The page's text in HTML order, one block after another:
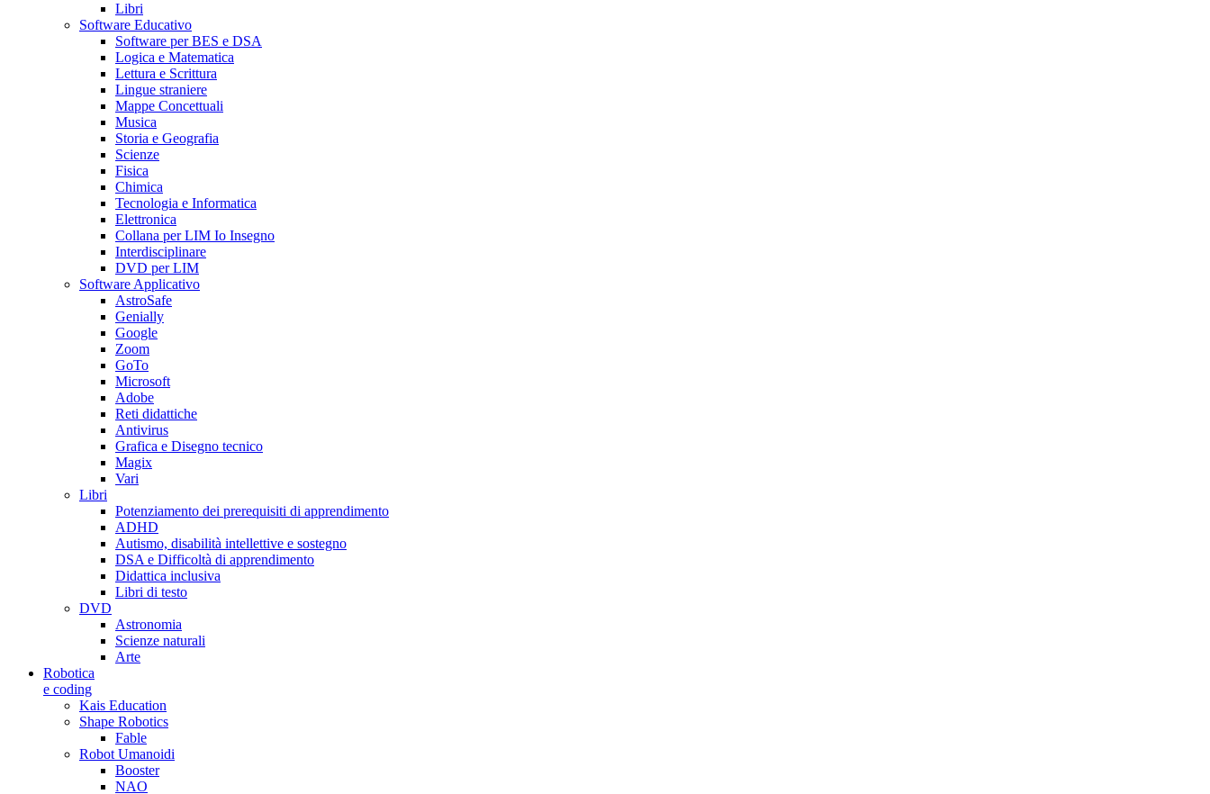
Libri
Software Educativo
Software per BES e DSA
Logica e Matematica
Lettura e Scrittura
Lingue straniere
Mappe Concettuali
Musica
Storia e Geografia
Scienze
Fisica
Chimica
Tecnologia e Informatica
Elettronica
Collana per LIM Io Insegno
Interdisciplinare
DVD per LIM
Software Applicativo
AstroSafe
Genially
Google
Zoom
GoTo
Microsoft
Adobe
Reti didattiche
Antivirus
Grafica e Disegno tecnico
Magix
Vari
Libri
Potenziamento dei prerequisiti di apprendimento
ADHD
Autismo, disabilità intellettive e sostegno
DSA e Difficoltà di apprendimento
Didattica inclusiva
Libri di testo
DVD
Astronomia
Scienze naturali
Arte
Robotica
e coding
Kais Education
Shape Robotics
Fable
Robot Umanoidi
Booster
NAO